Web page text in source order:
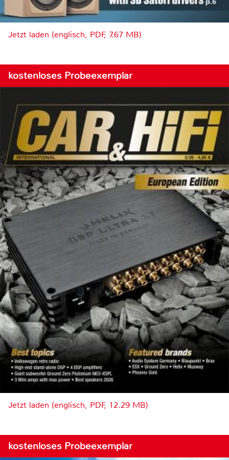
Jetzt laden (englisch, PDF, 7.67 MB)
kostenloses Probeexemplar
Jetzt laden (englisch, PDF, 12.29 MB)
kostenloses Probeexemplar